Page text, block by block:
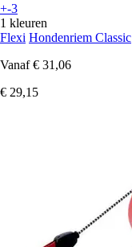
+-3
1 kleuren
Flexi Hondenriem Classic
Vanaf € 31,06
€ 29,15